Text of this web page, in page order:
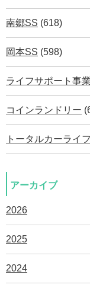
南郷SS (618)
岡本SS (598)
ライフサポート事
コインランドリー
トータルカーライ
アーカイブ
2026
2025
2024